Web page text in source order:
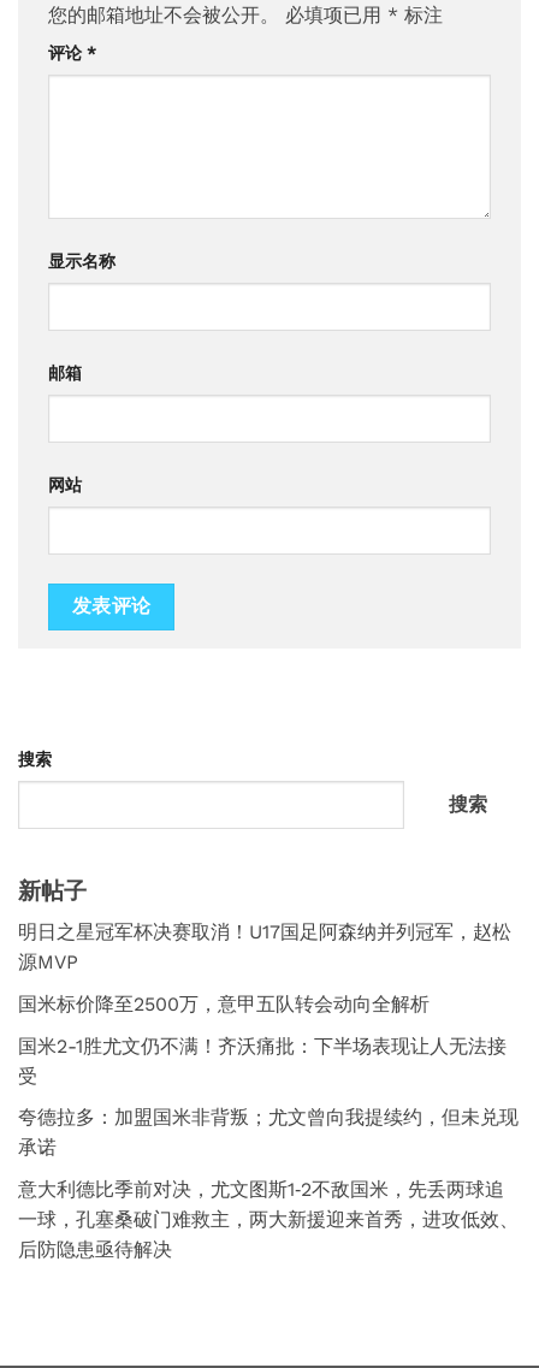
您的邮箱地址不会被公开。 必填项已用 * 标注
评论 *
显示名称
邮箱
网站
搜索
搜索
新帖子
明日之星冠军杯决赛取消！U17国足阿森纳并列冠军，赵松
源MVP
国米标价降至2500万，意甲五队转会动向全解析
国米2-1胜尤文仍不满！齐沃痛批：下半场表现让人无法接
受
夸德拉多：加盟国米非背叛；尤文曾向我提续约，但未兑现
承诺
意大利德比季前对决，尤文图斯1‑2不敌国米，先丢两球追
一球，孔塞桑破门难救主，两大新援迎来首秀，进攻低效、
后防隐患亟待解决